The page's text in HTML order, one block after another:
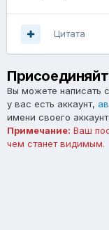
Цитата
Вы можете написать
у вас есть аккаунт,
имени своего
Примечание: Ваш
чем станет видимым.